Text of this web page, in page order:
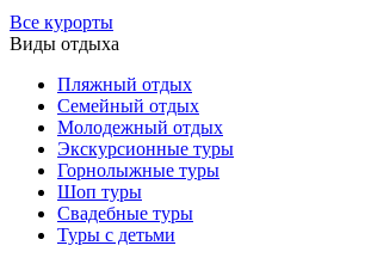
Все курорты
Виды отдыха
Пляжный отдых
Семейный отдых
Молодежный отдых
Экскурсионные туры
Горнолыжные туры
Шоп туры
Свадебные туры
Туры с детьми